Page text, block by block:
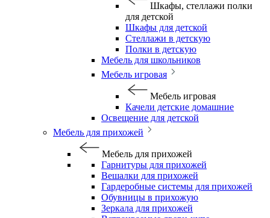
Шкафы, стеллажи полки
для детской
Шкафы для детской
Стеллажи в детскую
Полки в детскую
Мебель для школьников
Мебель игровая
Мебель игровая
Качели детские домашние
Освещение для детской
Мебель для прихожей
Мебель для прихожей
Гарнитуры для прихожей
Вешалки для прихожей
Гардеробные системы для прихожей
Обувницы в прихожую
Зеркала для прихожей